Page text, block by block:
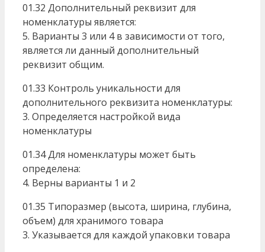
01.32 Дополнительный реквизит для
номенклатуры является:
5. Варианты 3 или 4 в зависимости от того,
является ли данный дополнительный
реквизит общим.
01.33 Контроль уникальности для
дополнительного реквизита номенклатуры:
3. Определяется настройкой вида
номенклатуры
01.34 Для номенклатуры может быть
определена:
4. Верны варианты 1 и 2
01.35 Типоразмер (высота, ширина, глубина,
объем) для хранимого товара
3. Указывается для каждой упаковки товара